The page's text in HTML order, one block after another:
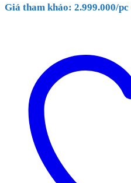
Giá tham khảo: 2.999.000/